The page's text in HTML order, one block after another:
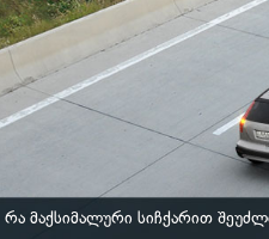
რა მაქსიმალური სიჩქარით